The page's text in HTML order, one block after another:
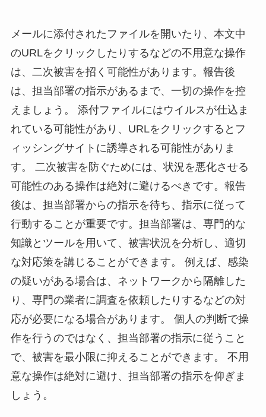
メールに添付されたファイルを開いたり、本文中
のURLをクリックしたりするなどの不用意な操作
は、二次被害を招く可能性があります。報告後
は、担当部署の指示があるまで、一切の操作を控
えましょう。 添付ファイルにはウイルスが仕込ま
れている可能性があり、URLをクリックするとフ
ィッシングサイトに誘導される可能性がありま
す。 二次被害を防ぐためには、状況を悪化させる
可能性のある操作は絶対に避けるべきです。報告
後は、担当部署からの指示を待ち、指示に従って
行動することが重要です。担当部署は、専門的な
知識とツールを用いて、被害状況を分析し、適切
な対応策を講じることができます。 例えば、感染
の疑いがある場合は、ネットワークから隔離した
り、専門の業者に調査を依頼したりするなどの対
応が必要になる場合があります。 個人の判断で操
作を行うのではなく、担当部署の指示に従うこと
で、被害を最小限に抑えることができます。 不用
意な操作は絶対に避け、担当部署の指示を仰ぎま
しょう。